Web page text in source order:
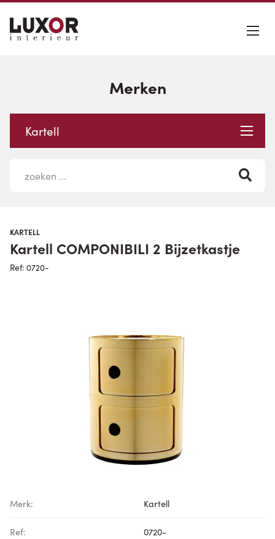
Merken
Kartell
KARTELL
Kartell COMPONIBILI 2 Bijzetkastje
Ref: 0720-
Merk: Kartell
Ref: 0720-